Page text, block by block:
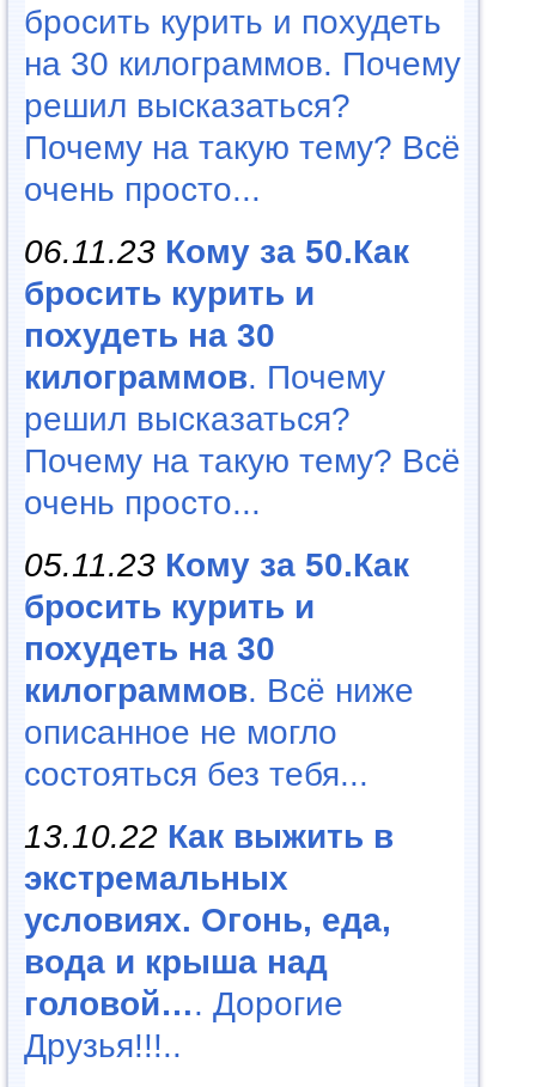
бросить курить и похудеть
на 30 килограммов. Почему
решил высказаться?
Почему на такую тему? Всё
очень просто...
06.11.23 Кому за 50.Как
бросить курить и
похудеть на 30
килограммов. Почему
решил высказаться?
Почему на такую тему? Всё
очень просто...
05.11.23 Кому за 50.Как
бросить курить и
похудеть на 30
килограммов. Всё ниже
описанное не могло
состояться без тебя...
13.10.22 Как выжить в
экстремальных
условиях. Огонь, еда,
вода и крыша над
головой…. Дорогие
Друзья!!!..